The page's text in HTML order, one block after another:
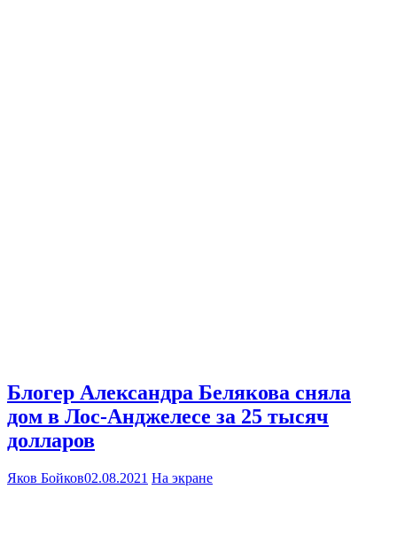
Блогер Александра Белякова сняла
дом в Лос-Анджелесе за 25 тысяч
долларов
Яков Бойков02.08.2021 На экране